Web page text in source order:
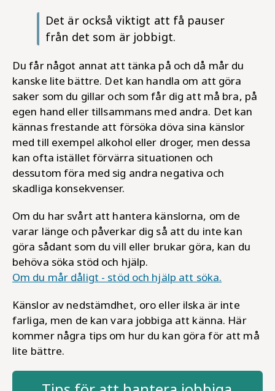
Det är också viktigt att få pauser
från det som är jobbigt.
Du får något annat att tänka på och då mår du
kanske lite bättre. Det kan handla om att göra
saker som du gillar och som får dig att må bra, på
egen hand eller tillsammans med andra. Det kan
kännas frestande att försöka döva sina känslor
med till exempel alkohol eller droger, men dessa
kan ofta istället förvärra situationen och
dessutom föra med sig andra negativa och
skadliga konsekvenser.
Om du har svårt att hantera känslorna, om de
varar länge och påverkar dig så att du inte kan
göra sådant som du vill eller brukar göra, kan du
behöva söka stöd och hjälp.
Om du mår dåligt - stöd och hjälp att söka.
Känslor av nedstämdhet, oro eller ilska är inte
farliga, men de kan vara jobbiga att känna. Här
kommer några tips om hur du kan göra för att må
lite bättre.